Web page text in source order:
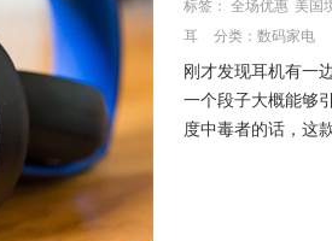
标签： 全场优惠 美国
耳
分类： 数码家电
刚才发现耳机有一
一个段子大概能够
度中毒者的话，这